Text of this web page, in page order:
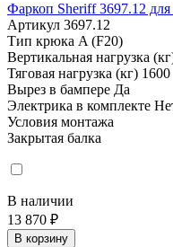
Фаркоп Sheriff 3697.12
Артикул 3697.12
Тип крюка A (F20)
Вертикальная нагрузка
Тяговая нагрузка (кг) 1600
Вырез в бампере Да
Электрика в комплекте
Условия монтажа
Закрытая балка
В наличии
13 870 ₽
В корзину